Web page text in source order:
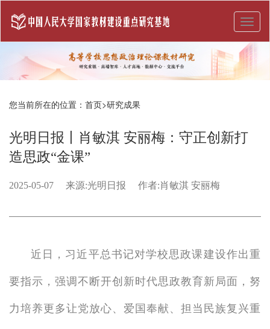
您当前所在的位置： 首页>研究成果
光明日报丨肖敏淇 安丽梅：守正创新打
造思政“金课”
2025-05-07 来源:光明日报 作者:肖敏淇 安丽梅
近日，习近平总书记对学校思政课建设作出重
要指示，强调不断开创新时代思政教育新局面，努
力培养更多让党放心、爱国奉献、担当民族复兴重